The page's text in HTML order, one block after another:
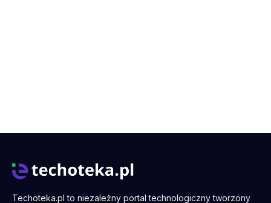
Techoteka.pl to niezależny portal technologiczny tworzony